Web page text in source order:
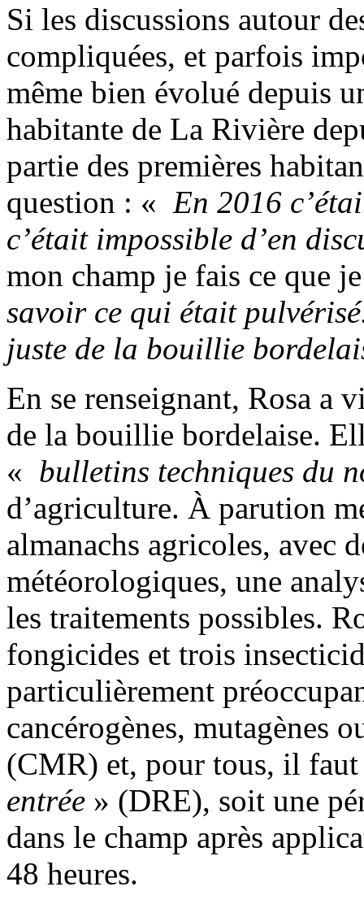
Si les discussions autour
compliquées, et parfois
même bien évolué depuis
habitante de La Rivière
partie des premières
question : « En 2016
c’était impossible d’en
mon champ je fais ce que
savoir ce qui était
juste de la bouillie
En se renseignant, Rosa a
de la bouillie bordelaise.
« bulletins techniques du
d’agriculture. À parution
almanachs agricoles, avec
météorologiques, une
les traitements possibles.
fongicides et trois
particulièrement
cancérogènes, mutagènes
(CMR) et, pour tous, il faut
entrée » (DRE), soit une
dans le champ après
48 heures.